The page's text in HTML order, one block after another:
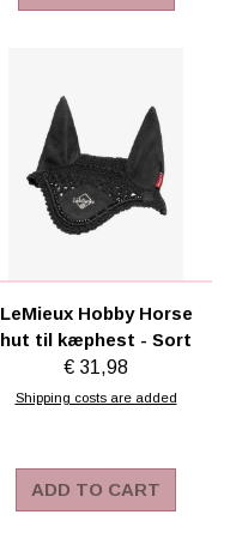
LeMieux Hobby Horse
hut til kæphest - Sort
€ 31,98
Shipping costs are added
ADD TO CART